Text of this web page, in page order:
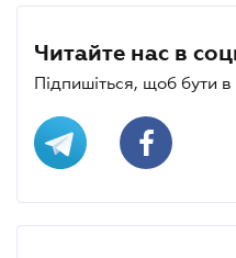
Читайте нас в
Підпишіться, щоб бути в